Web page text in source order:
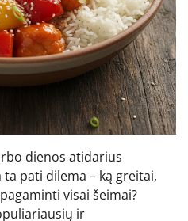
dienos atidarius
pati dilema – ką greitai,
visai šeimai?
ir